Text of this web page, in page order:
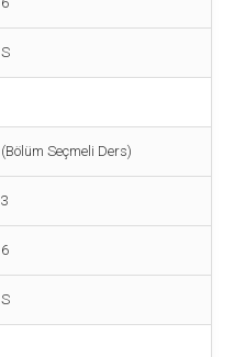
S
(Bölüm Seçmeli Ders)
3
6
S